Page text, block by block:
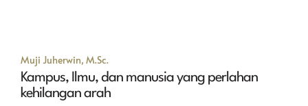
Muji Juherwin, M.Sc.
Kampus, Ilmu, dan manusia yang perlahan
kehilangan arah